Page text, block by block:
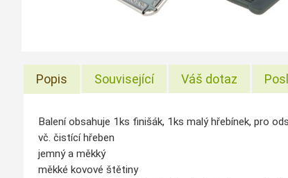
Popis Související Váš dotaz
Balení obsahuje 1ks finišák, 1ks malý hřebínek, pro
vč. čistící hřeben
jemný a měkký
měkké kovové štětiny